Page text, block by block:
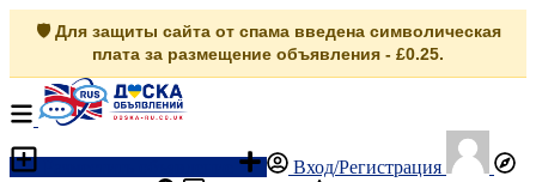
🛡️ Для защиты сайта от спама введена символическая
плата за размещение объявления - £0.25.
Вход/Регистрация